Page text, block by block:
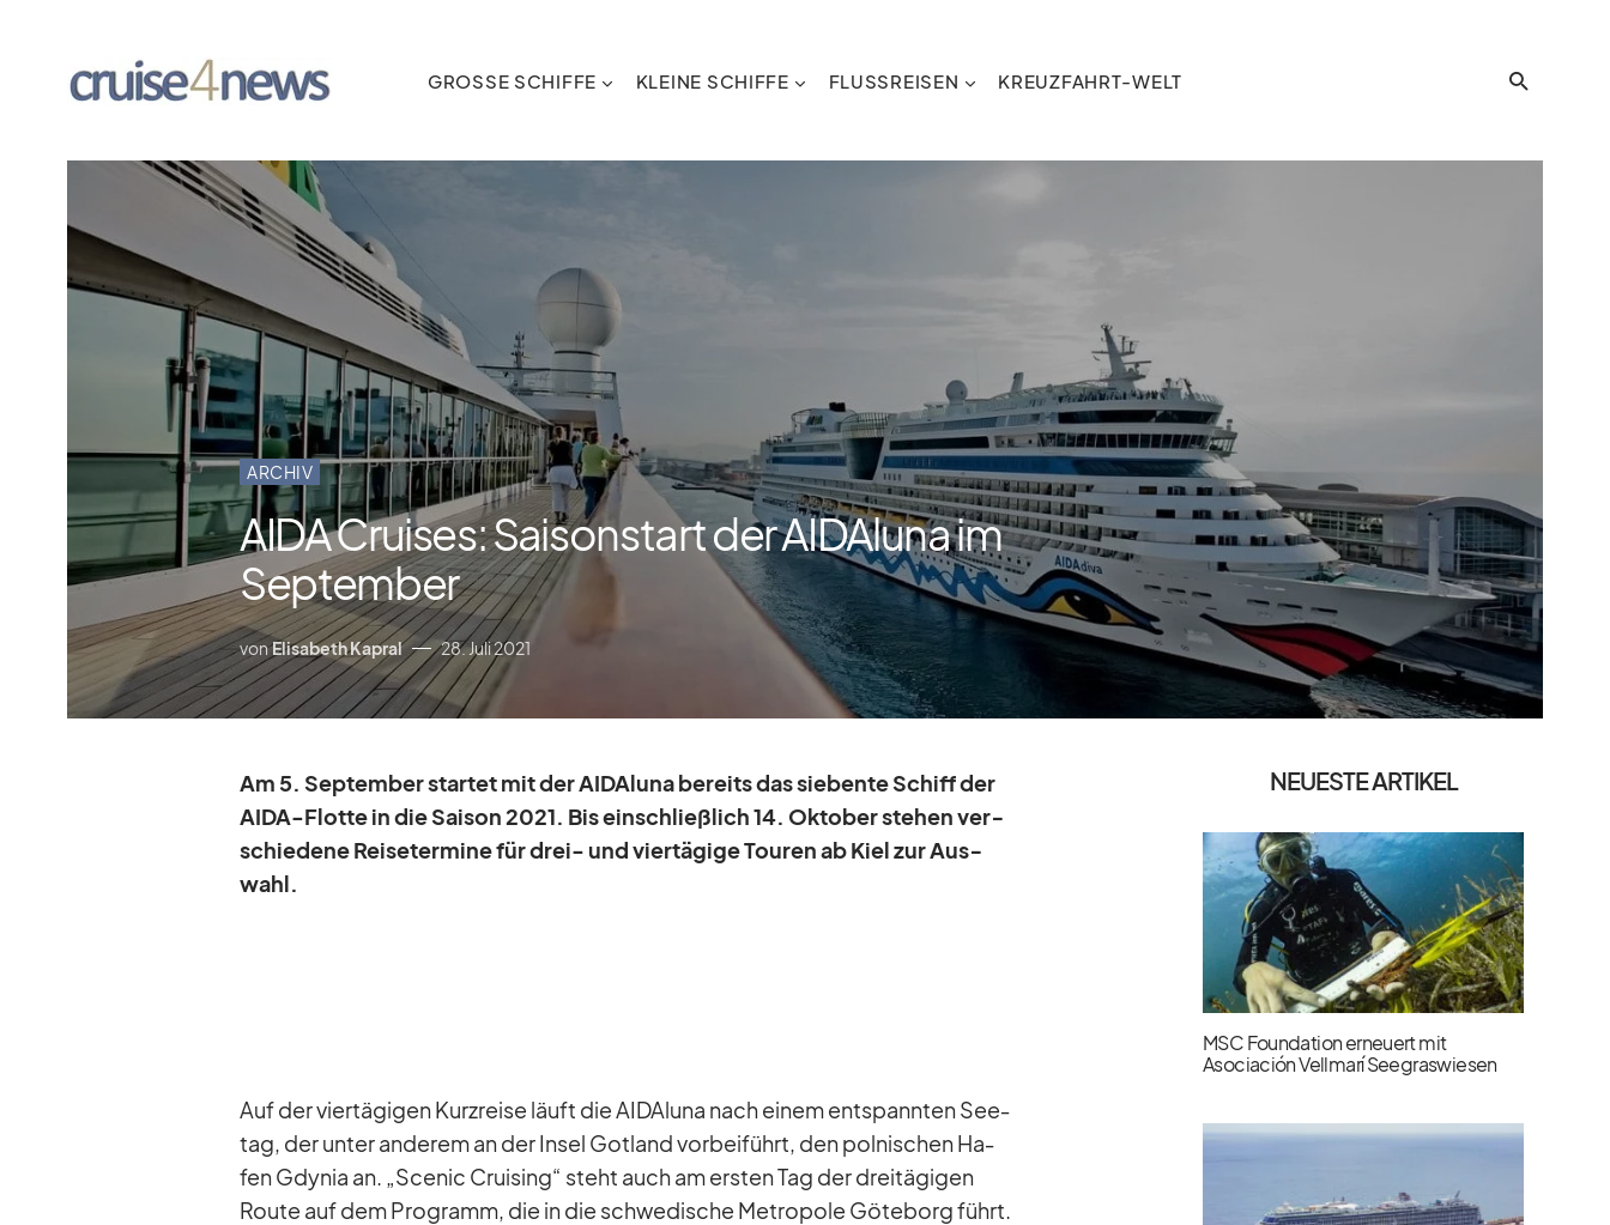
GROSSE SCHIFFE KLEINE SCHIFFE FLUSSREISEN KREUZFAHRT-WELT
ARCHIV
AIDA Cruises: Saisonstart der AIDAluna im
September
vonElisabeth Kapral 28. Juli 2021
Am 5. Sep­tem­ber star­tet mit der AI­DAluna be­reits das sie­bente Schiff der
AIDA-Flotte in die Sai­son 2021. Bis ein­schließ­lich 14. Ok­to­ber ste­hen ver­
schie­dene Rei­se­ter­mine für drei- und vier­tä­gige Tou­ren ab Kiel zur Aus­
wahl.
Auf der vier­tä­gi­gen Kurz­reise läuft die AI­DAluna nach ei­nem ent­spann­ten See­
tag, der un­ter an­de­rem an der In­sel Got­land vor­bei­führt, den pol­ni­schen Ha­
fen Gdy­nia an. „Scenic Crui­sing“ steht auch am ers­ten Tag der drei­tä­gi­gen
Route auf dem Pro­gramm, die in die schwe­di­sche Me­tro­pole Gö­te­borg führt.
NEUESTE ARTIKEL
MSC Foundation erneuert mit
Asociación Vellmarí Seegraswiesen